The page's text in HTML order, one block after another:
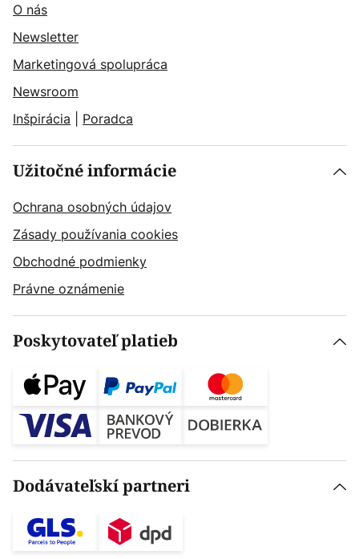
O nás
Newsletter
Marketingová spolupráca
Newsroom
Inšpirácia
Poradca
Užitočné informácie
Ochrana osobných údajov
Zásady používania cookies
Obchodné podmienky
Právne oznámenie
Poskytovateľ platieb
Dodávateľskí partneri